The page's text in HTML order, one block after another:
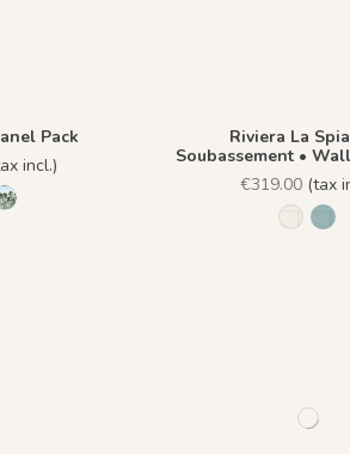
Pack
incl.)
- Rosée du Matin
R030 - Vert Forêt
Riviera La
Soubassement •
€319.00(tax
1108 -